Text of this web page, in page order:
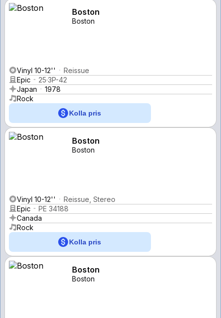
Boston
Boston
Vinyl 10-12''
Reissue
Epic
25·3P-42
Japan
1978
Rock
Kolla pris
Boston
Boston
Vinyl 10-12''
Reissue, Stereo
Epic
PE 34188
Canada
Rock
Kolla pris
Boston
Boston